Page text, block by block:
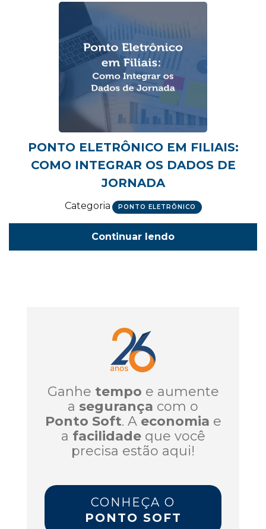
PONTO ELETRÔNICO EM FILIAIS:
COMO INTEGRAR OS DADOS DE
JORNADA
Categoria PONTO ELETRÔNICO
Continuar lendo
Ganhe tempo e aumente
a segurança com o
Ponto Soft. A economia e
a facilidadeque você
precisa estão aqui!
CONHEÇA O
PONTO SOFT